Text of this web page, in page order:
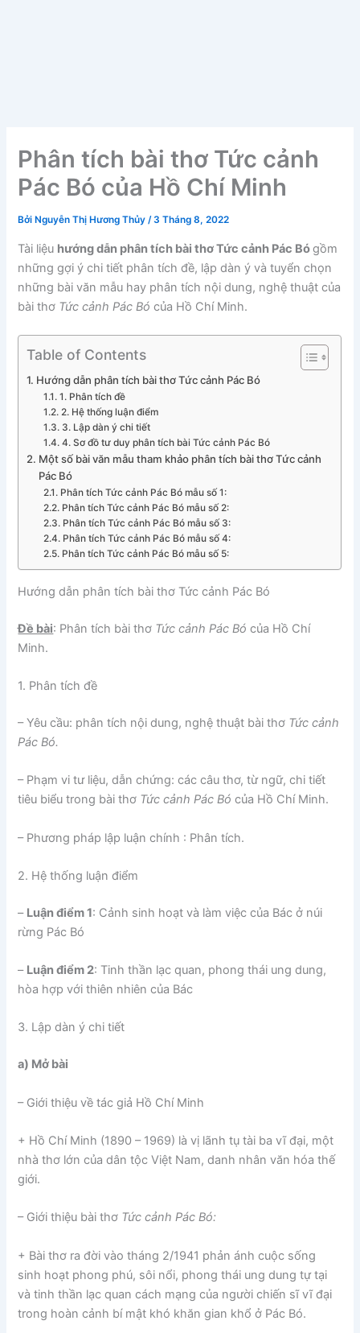
Phân tích bài thơ Tức cảnh
Pác Bó của Hồ Chí Minh
Bởi Nguyễn Thị Hương Thủy/3 Tháng 8, 2022
Tài liệu hướng dẫn phân tích bài thơ Tức cảnh Pác Bógồm
những gợi ý chi tiết phân tích đề, lập dàn ý và tuyển chọn
những bài văn mẫu hay phân tích nội dung, nghệ thuật của
bài thơ Tức cảnh Pác Bó của Hồ Chí Minh.
Table of Contents
Hướng dẫn phân tích bài thơ Tức cảnh Pác Bó
1. Phân tích đề
2. Hệ thống luận điểm
3. Lập dàn ý chi tiết
4. Sơ đồ tư duy phân tích bài Tức cảnh Pác Bó
Một số bài văn mẫu tham khảo phân tích bài thơ Tức cảnh
Pác Bó
Phân tích Tức cảnh Pác Bó mẫu số 1:
Phân tích Tức cảnh Pác Bó mẫu số 2:
Phân tích Tức cảnh Pác Bó mẫu số 3:
Phân tích Tức cảnh Pác Bó mẫu số 4:
Phân tích Tức cảnh Pác Bó mẫu số 5:
Hướng dẫn phân tích bài thơ Tức cảnh Pác Bó
Đề bài: Phân tích bài thơ Tức cảnh Pác Bó của Hồ Chí
Minh.
1. Phân tích đề
– Yêu cầu: phân tích nội dung, nghệ thuật bài thơ Tức cảnh
Pác Bó.
– Phạm vi tư liệu, dẫn chứng: các câu thơ, từ ngữ, chi tiết
tiêu biểu trong bài thơ Tức cảnh Pác Bócủa Hồ Chí Minh.
– Phương pháp lập luận chính : Phân tích.
2. Hệ thống luận điểm
– Luận điểm 1: Cảnh sinh hoạt và làm việc của Bác ở núi
rừng Pác Bó
– Luận điểm 2: Tinh thần lạc quan, phong thái ung dung,
hòa hợp với thiên nhiên của Bác
3. Lập dàn ý chi tiết
a) Mở bài
– Giới thiệu về tác giả Hồ Chí Minh
+ Hồ Chí Minh (1890 – 1969) là vị lãnh tụ tài ba vĩ đại, một
nhà thơ lớn của dân tộc Việt Nam, danh nhân văn hóa thế
giới.
– Giới thiệu bài thơ Tức cảnh Pác Bó:
+ Bài thơ ra đời vào tháng 2/1941 phản ánh cuộc sống
sinh hoạt phong phú, sôi nổi, phong thái ung dung tự tại
và tinh thần lạc quan cách mạng của người chiến sĩ vĩ đại
trong hoàn cảnh bí mật khó khăn gian khổ ở Pác Bó.